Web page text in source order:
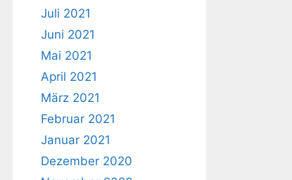
Juli 2021
Juni 2021
Mai 2021
April 2021
März 2021
Februar 2021
Januar 2021
Dezember 2020